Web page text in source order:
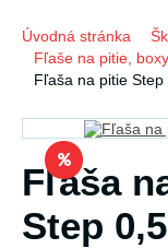
Úvodná stránka
Fľaše na pitie,
Fľaša na pitie
Fľaša
Step